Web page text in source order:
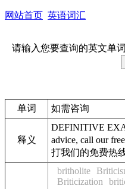
网站首页 英语词汇
请输入您要查询的英文单词
单词 如需咨询
释义
DEFINITIVE
advice, call our
打我们的免费热
britholite
Briticization